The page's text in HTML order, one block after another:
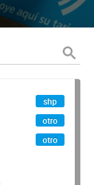
shp
otro
otro